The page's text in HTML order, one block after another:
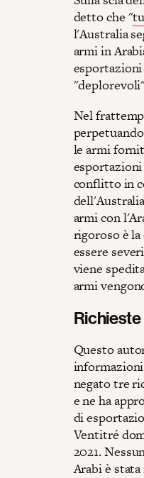
detto che "
l'Australia
armi in
Nel
le armi
conflitto in
armi con
rigoroso è
essere
viene
armi
Questo
negato tre
e ne ha
di
Ventitré
2021.
Arabi è